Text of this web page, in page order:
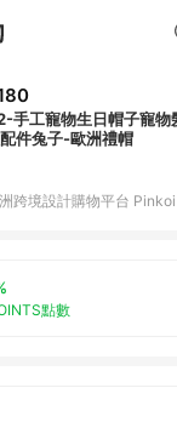
手工寵物生日帽子寵物
件兔子-歐洲禮帽
跨境設計購物平台 Pinkoi
點數